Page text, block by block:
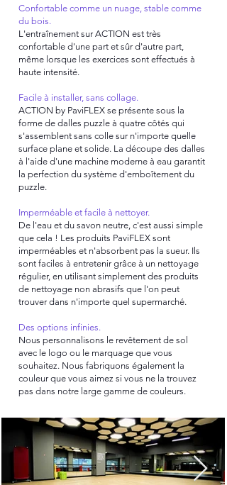
Confortable comme un nuage, stable comme
du bois.
L'entraînement sur ACTION est très
confortable d'une part et sûr d'autre part,
même lorsque les exercices sont effectués à
haute intensité.
Facile à installer, sans collage.
ACTION by PaviFLEX se présente sous la
forme de dalles puzzle à quatre côtés qui
s'assemblent sans colle sur n'importe quelle
surface plane et solide. La découpe des dalles
à l'aide d'une machine moderne à eau garantit
la perfection du système d'emboîtement du
puzzle.
Imperméable et facile à nettoyer.
De l'eau et du savon neutre, c'est aussi simple
que cela ! Les produits PaviFLEX sont
imperméables et n'absorbent pas la sueur. Ils
sont faciles à entretenir grâce à un nettoyage
régulier, en utilisant simplement des produits
de nettoyage non abrasifs que l'on peut
trouver dans n'importe quel supermarché.
Des options infinies.
Nous personnalisons le revêtement de sol
avec le logo ou le marquage que vous
souhaitez. Nous fabriquons également la
couleur que vous aimez si vous ne la trouvez
pas dans notre large gamme de couleurs.